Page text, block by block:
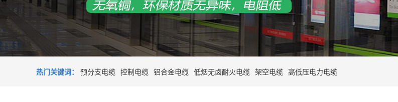
热门关键词： 预分支电缆 控制电缆 铝合金电缆 低烟无卤耐火电缆 架空电缆 高低压电力电缆